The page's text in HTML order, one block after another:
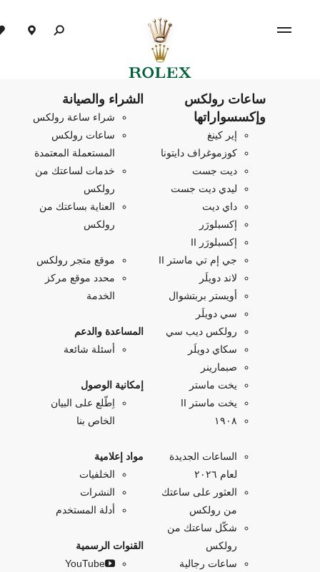
ساعات رولكس
وإكسسواراتها
إير كينغ
كوزموغراف دايتونا
ديت جست
ليدي ديت جست
داي ديت
إكسبلورَر
إكسبلورَر II
جي إم تي ماستر II
لاند دويلَر
أويستر بربتشوال
سي دويلَر
رولكس ديب سي
سكاي دويلَر
صبمارينر
يخت ماستر
يخت ماستر II
۱۹۰۸
الساعات الجديدة
لعام ٢٠٢٦
العثور على ساعتك
من رولكس
شكّل ساعتك من
رولكس
ساعات رجالية
الشراء والصيانة
شراء ساعة رولكس
ساعات رولكس
المستعملة المعتمدة
خدمات لساعتك من
رولكس
العناية بساعتك من
رولكس
موقع متجر رولكس
محدد موقع مركز
الخدمة
المساعدة والدعم
أسئلة شائعة
إمكانية الوصول
اِطّلع على البيان
الخاص بنا
مواد إعلامية
الخلفيات
النشرات
أدلة المستخدم
القنوات الرسمية
YouTube